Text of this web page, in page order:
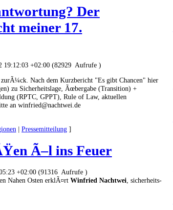
Der
meiner 17.
19:12:03 +02:00 (82929 Aufrufe )
Nach dem Kurzbericht "Es gibt Chancen" hier
zu Sicherheitslage, Ãœbergabe (Transition) +
(RPTC, GPPT), Rule of Law, aktuellen
an winfried@nachtwei.de
| Pressemitteilung ]
Ã–l ins Feuer
+02:00 (91316 Aufrufe )
Nahen Osten erklÃ¤rt Winfried Nachtwei, sicherheits-